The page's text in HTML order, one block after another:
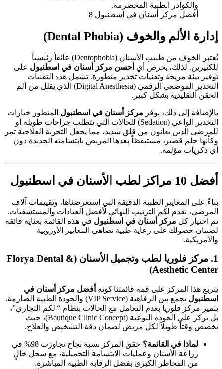
أفضل مركز أسنان في اسطنبول 8
إدارة الألم والخوف (Dental Phobia)
يُعتبر الخوف من طبيب الأسنان (Dentophobia) عائقاً رئيسياً
للكثيرين. لذلك، يحرص أي أحسن مركز أسنان في اسطنبول على
توفير بيئة مريحة وتقنيات تخدير متطورة. تشمل هذه التقنيات
التخدير الموضعي الرقمي (Digital Anesthesia) الذي يقلل من ألم
الحقن التقليدية بشكل كبير.
بالإضافة إلى ذلك، يوفر مركز أسنان في اسطنبول المتطور خيارات
التخدير الواعي (Sedation) للحالات التي تتطلب جراحات طويلة أو
للمرضى الذين يعانون من قلق شديد، مما يجعل التجربة العلاجية تمر
وكأنها حلم قصير، مستيقظاً بعدها المريض بابتسامته الجديدة دون
أي ذكريات مؤلمة.
أفضل 10 مراكز لطب الأسنان في اسطنبول
بناءً على المعايير الطبية الدقيقة التي استعرضناها، وتقييمات آلاف
المرضى، نقدم لكم الترتيب النهائي لأفضل العيادات والمستشفيات.
تم اختيار كل مركز أسنان في اسطنبول في هذه القائمة بعناية فائقة
لضمان حصولك على رعاية طبية تضاهي المعايير الأوروبية
والأمريكية.
1. مركز فلوريا لطب وتجميل الأسنان (Florya Dental &
Aesthetic Center)
يتربع هذا المركز على قمة قائمتنا كونه أفضل مركز أسنان في
اسطنبول
يجمع بين الرفاهية (VIP Service) والجودة الطبية الصارمة.
يتميز مركز فلوريا بعدم التعامل مع الحالات بنظام “الكم التجاري”،
بل يركز على الجودة النوعية (Boutique Clinic Concept)، حيث
يخصص وقتاً طويلاً لكل مريض لضمان دقة التشخيص والعلاج.
لماذا في القائمة؟
حقق المركز نسبة نجاح تجاوزت 98% في
زراعة الأسنان وعمليات الابتسامة التجميلية، مع سجل خالٍ
من المخاطر الكبرى بفضل الرقابة الطبية المباشرة.